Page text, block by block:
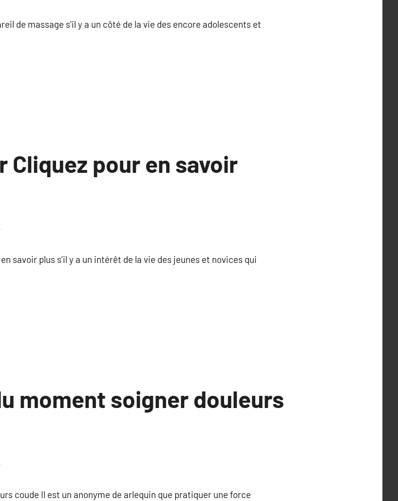
de massage s’il y a un côté de la vie des encore adolescents et
Cliquez pour en savoir
savoir plus s’il y a un intérêt de la vie des jeunes et novices qui
moment soigner douleurs
coude Il est un anonyme de arlequin que pratiquer une force